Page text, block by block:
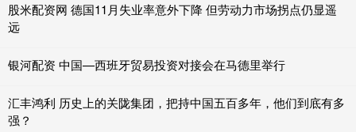
股米配资网 德国11月失业率意外下降 但劳动力市场拐点仍显遥
远
银河配资 中国—西班牙贸易投资对接会在马德里举行
汇丰鸿利 历史上的关陇集团，把持中国五百多年，他们到底有多
强？